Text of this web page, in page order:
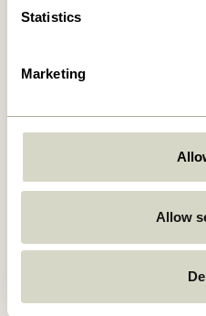
Statistics
Marketing
Allow
449,00kr.